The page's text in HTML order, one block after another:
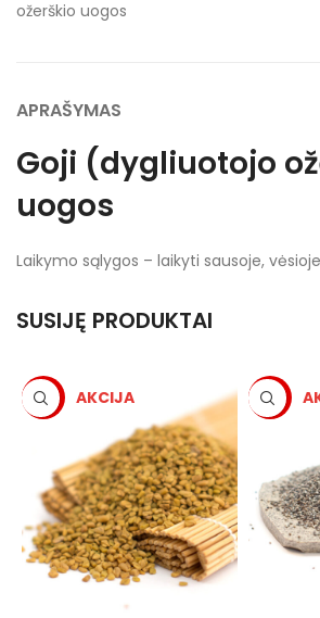
ožerškio uogos
APRAŠYMAS
Goji (dygliuotojo
uogos
Laikymo sąlygos – laikyti sausoje,
SUSIJĘ PRODUKTAI
-5% -5%